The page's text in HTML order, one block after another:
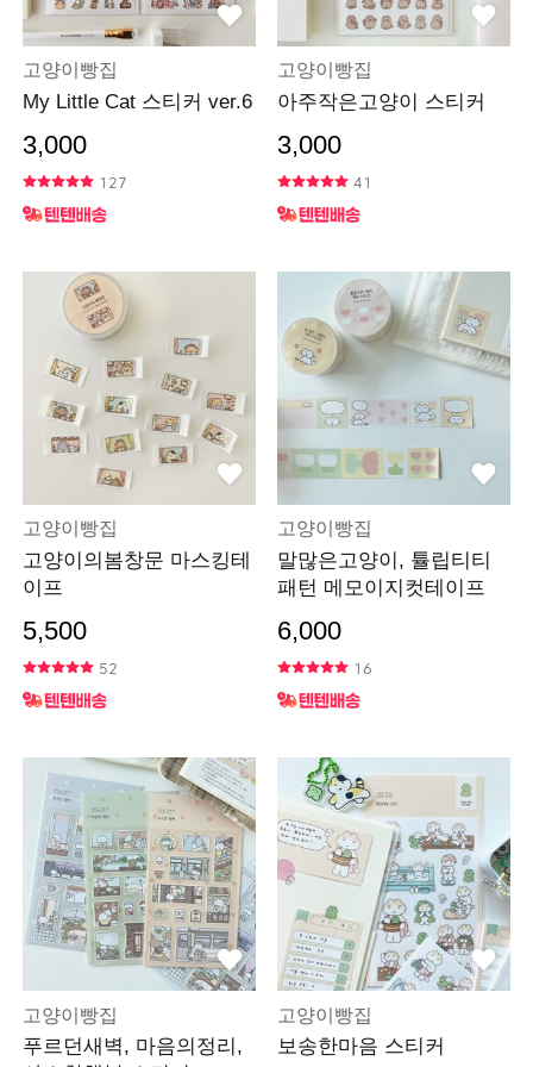
고양이빵집
My Little Cat 스티커 ver.6
3,000
127
고양이빵집
아주작은고양이 스티커
3,000
41
고양이빵집
고양이의봄창문 마스킹테
이프
5,500
52
고양이빵집
말많은고양이, 튤립티티
패턴 메모이지컷테이프
6,000
16
고양이빵집
푸르던새벽, 마음의정리,
고양이빵집
보송한마음 스티커